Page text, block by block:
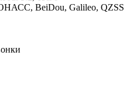
BeiDou, Galileo, QZSS